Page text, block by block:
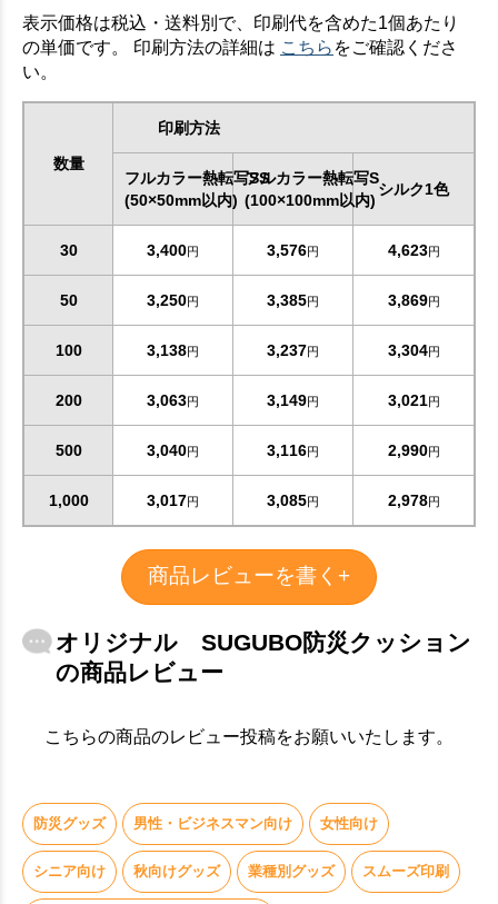
お買い物を続ける カートへ進む
表示価格は税込・送料別で、印刷代を含めた1個あたり
の単価です。 印刷方法の詳細は こちら をご確認くださ
い。
数量
印刷方法
フルカラー熱転写SS
(50×50mm以内)
フルカラー熱転写S
(100×100mm以内)
シルク1色
30 3,400円 3,576円 4,623円
50 3,250円 3,385円 3,869円
100 3,138円 3,237円 3,304円
200 3,063円 3,149円 3,021円
500 3,040円 3,116円 2,990円
1,000 3,017円 3,085円 2,978円
商品レビューを書く+
オリジナル SUGUBO防災クッション
の商品レビュー
こちらの商品のレビュー投稿をお願いいたします。
防災グッズ 男性・ビジネスマン向け 女性向け
シニア向け 秋向けグッズ 業種別グッズ スムーズ印刷